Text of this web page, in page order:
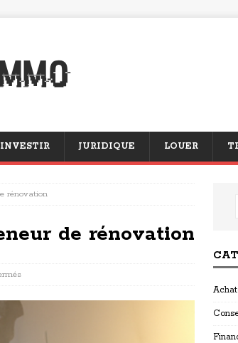
INVESTIR JURIDIQUE LOUER
rénovation
de rénovation